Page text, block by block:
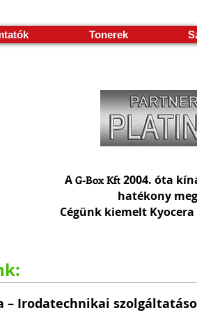
Tonerek
A G-Box Kft2004. óta
hatékony
Cégünk kiemelt
– Irodatechnikai